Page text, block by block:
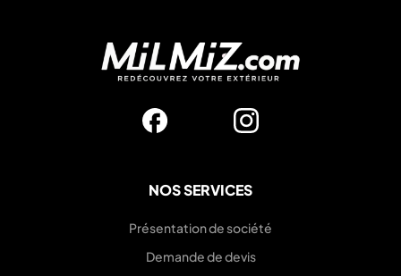
NOS SERVICES
Présentation de société
Demande de devis